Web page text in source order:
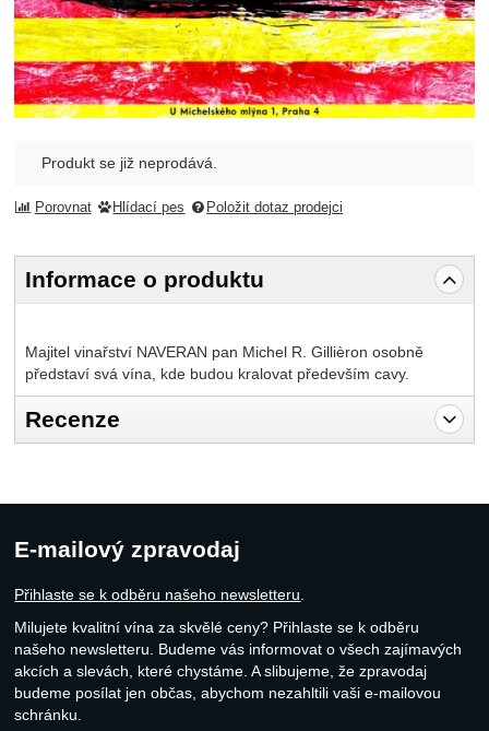
Produkt se již neprodává.
Porovnat Hlídací pes Položit dotaz prodejci
Informace o produktu
Majitel vinařství NAVERAN pan Michel R. Gillièron osobně
představí svá vína, kde budou kralovat především cavy.
Recenze
Nebyla přidána žádná recenze.
E-mailový zpravodaj
Přihlaste se k odběru našeho newsletteru
Milujete kvalitní vína za skvělé ceny? Přihlaste se k odběru
našeho newsletteru. Budeme vás informovat o všech zajímavých
akcích a slevách, které chystáme. A slibujeme, že zpravodaj
budeme posílat jen občas, abychom nezahltili vaši e-mailovou
schránku.